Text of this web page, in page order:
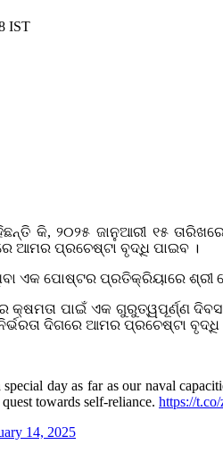
IST
କି, ୨୦୨୫ ଜାନୁଆରୀ ୧୫
ଆମର ପ୍ରଚେଷ୍ଟା ବୃଦ୍ଧି ପାଇବ ।
ଏକ ପୋଷ୍ଟର ପ୍ରତିକ୍ରିୟାରେ ଶ୍ରୀ
କ୍ଷମତା ପାଇଁ ଏକ ଗୁରୁତ୍ୱପୂର୍ଣ୍ଣ
ଦିଗରେ ଆମର ପ୍ରଚେଷ୍ଟା ବୃଦ୍ଧି
day as far as our naval
towards self-reliance. https://
14, 2025